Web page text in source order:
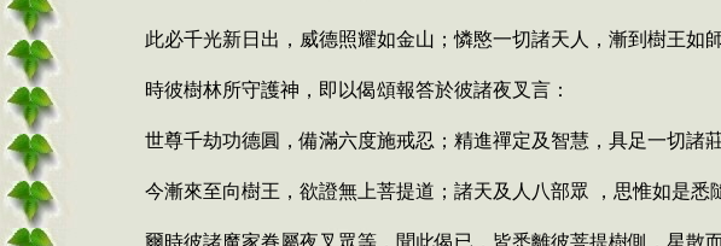
此必千光新日出，威德照耀如金山；憐愍一切諸天人，漸到樹王如師
時彼樹林所守護神，即以偈頌報答於彼諸夜叉言：
世尊千劫功德圓，備滿六度施戒忍；精進禪定及智慧，具足一切諸莊
今漸來至向樹王，欲證無上菩提道；諸天及人八部眾 ，思惟如是悉
爾時彼諸魔家眷屬夜叉眾等，聞此偈已，皆悉離彼菩提樹側，星